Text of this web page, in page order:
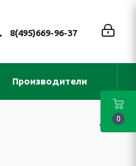
8(495)669-96-37
Производители
0